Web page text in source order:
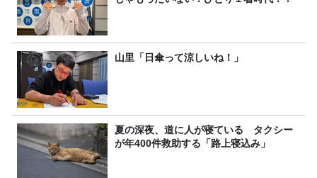
山里「日傘って涼しいね！」
夏の深夜、道に人が寝ている タクシー
が年400件救助する「路上寝込み」